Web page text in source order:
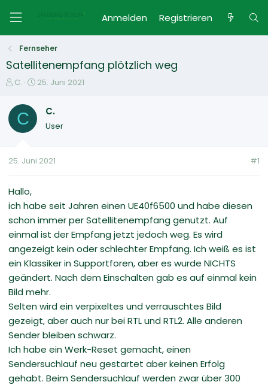
Anmelden Registrieren
Fernseher
Satellitenempfang plötzlich weg
E
s
e
e
C.
E
t
25. Juni 2021
C C.
User
25. Juni 2021 #1
Hallo,
ich habe seit Jahren einen UE40f6500 und habe diesen
schon immer per Satellitenempfang genutzt. Auf
einmal ist der Empfang jetzt jedoch weg. Es wird
angezeigt kein oder schlechter Empfang. Ich weiß es ist
ein Klassiker in Supportforen, aber es wurde NICHTS
geändert. Nach dem Einschalten gab es auf einmal kein
Bild mehr.
Selten wird ein verpixeltes und verrauschtes Bild
gezeigt, aber auch nur bei RTL und RTL2. Alle anderen
Sender bleiben schwarz.
Ich habe ein Werk-Reset gemacht, einen
Sendersuchlauf neu gestartet aber keinen Erfolg
gehabt. Beim Sendersuchlauf werden zwar über 300